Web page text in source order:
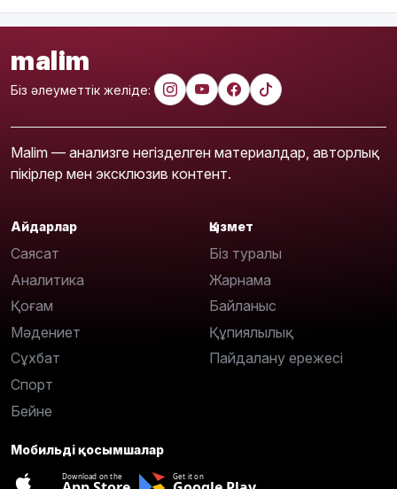
malim
Біз әлеуметтік желіде:
Malim — анализге негізделген материалдар, авторлық
пікірлер мен эксклюзив контент.
Айдарлар
Саясат
Аналитика
Қоғам
Мәдениет
Сұхбат
Спорт
Бейне
Қызмет
Біз туралы
Жарнама
Байланыс
Құпиялылық
Пайдалану ережесі
Мобильді қосымшалар
Download on the Get it on